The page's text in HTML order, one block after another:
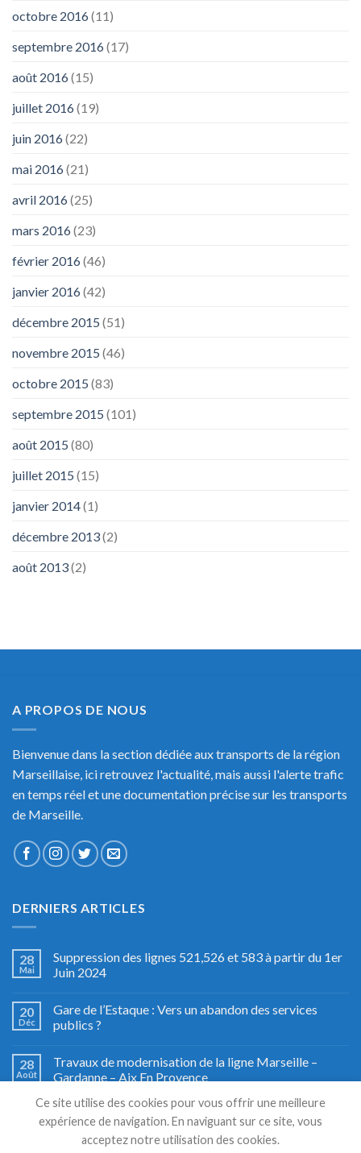
octobre 2016(11)
septembre 2016(17)
août 2016(15)
juillet 2016(19)
juin 2016(22)
mai 2016(21)
avril 2016(25)
mars 2016(23)
février 2016(46)
janvier 2016(42)
décembre 2015 (51)
novembre 2015 (46)
octobre 2015 (83)
septembre 2015 (101)
août 2015 (80)
juillet 2015 (15)
janvier 2014(1)
décembre 2013(2)
août 2013(2)
A PROPOS DE NOUS
Bienvenue dans la section dédiée aux transports de la région
Marseillaise, ici retrouvez l'actualité, mais aussi l'alerte trafic
en temps réel et une documentation précise sur les transports
de Marseille.
DERNIERS ARTICLES
28
Mai
Suppression des lignes 521,526 et 583 à partir du 1er
Juin 2024
20
Déc
Gare de l’Estaque : Vers un abandon des services
publics ?
28
Août
Travaux de modernisation de la ligne Marseille –
Gardanne – Aix En Provence
Fête du train à Miramas, le grand retour
Ce site utilise des cookies pour vous offrir une meilleure
expérience de navigation. En naviguant sur ce site, vous
acceptez notre utilisation des cookies.